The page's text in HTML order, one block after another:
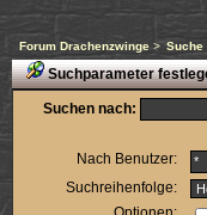
Forum Drachenzwinge > Suche
Suchparameter
Suchen nach:
Nach Benutzer:
Suchreihenfolge: